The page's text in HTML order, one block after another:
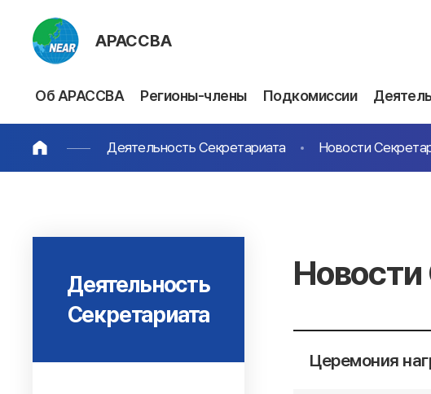
АРАССВА
Об АРАССВА Регионы-члены Подкомиссии
Деятельность Секретариата Новости
Деятельность
Секретариата
Новости
Церемония